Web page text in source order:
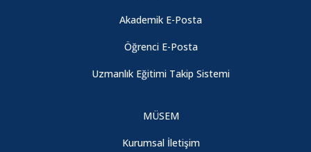
Akademik E-Posta
Öğrenci E-Posta
Uzmanlık Eğitimi Takip Sistemi
MÜSEM
Kurumsal İletişim